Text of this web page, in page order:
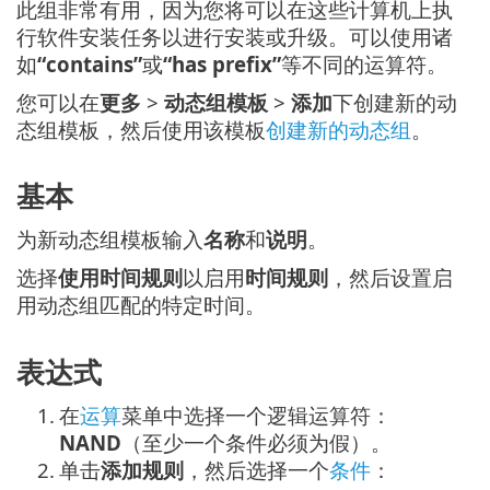
此组非常有用，因为您将可以在这些计算机上执
行软件安装任务以进行安装或升级。可以使用诸
如“contains”或“has prefix”等不同的运算符。
您可以在更多 > 动态组模板 > 添加下创建新的动
态组模板，然后使用该模板创建新的动态组 。
基本
为新动态组模板输入名称和说明。
选择使用时间规则以启用时间规则 ，然后设置启
用动态组匹配的特定时间。
表达式
1. 在运算菜单中选择一个逻辑运算符：
NAND （至少一个条件必须为假）。
2. 单击添加规则 ，然后选择一个条件 ：